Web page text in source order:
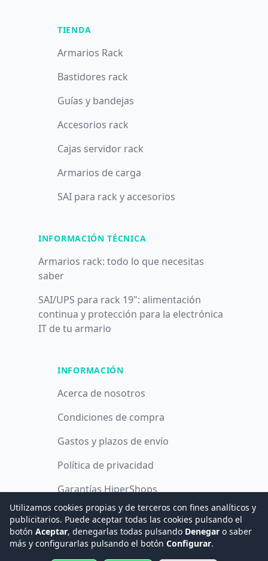
TIENDA
Armarios Rack
Bastidores rack
Guías y bandejas
Accesorios rack
Cajas servidor rack
Armarios de carga
SAI para rack y accesorios
INFORMACIÓN TÉCNICA
Armarios rack: todo lo que necesitas
saber
SAI/UPS para rack 19": alimentación
continua y protección para la electrónica
IT de tu armario
INFORMACIÓN
Acerca de nosotros
Condiciones de compra
Gastos y plazos de envío
Política de privacidad
Garantías HiperShops
Política de cookies
Utilizamos cookies propias y de terceros con fines analíticos y
publicitarios. Puede aceptar todas las cookies pulsando el
botón Aceptar, denegarlas todas pulsando Denegar o saber
más y configurarlas pulsando el botón Configurar.